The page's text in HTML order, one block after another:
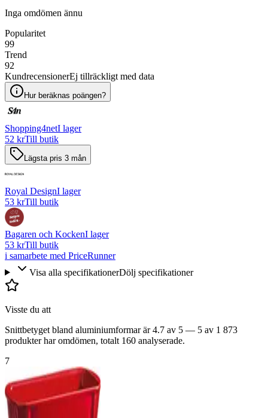
Inga omdömen ännu
Popularitet
99
Trend
92
KundrecensionerEj tillräckligt med data
Hur beräknas poängen?
Shopping4netI lager
52 krTill butik
Lägsta pris 3 mån
Royal DesignI lager
53 krTill butik
Bagaren och KockenI lager
53 krTill butik
i samarbete med PriceRunner
Visa alla specifikationerDölj specifikationer
Visste du att
Snittbetyget bland aluminiumformar är 4.7 av 5 — 5 av 1 873
produkter har omdömen, totalt 160 analyserade.
7